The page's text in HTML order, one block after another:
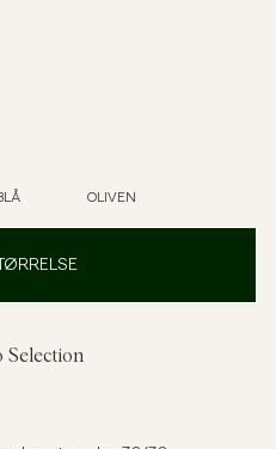
OLIVEN
Add to Selection